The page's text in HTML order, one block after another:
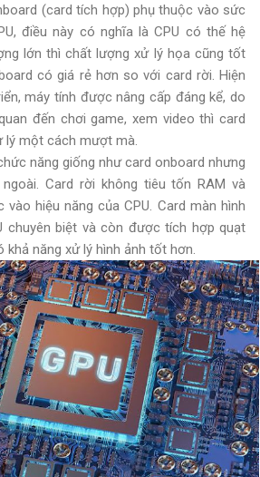
(card tích hợp) phụ thuộc vào sức
điều này có nghĩa là CPU có thế hệ
lớn thì chất lượng xử lý họa cũng tốt
có giá rẻ hơn so với card rời. Hiện
máy tính được nâng cấp đáng kể, do
đến chơi game, xem video thì card
lý một cách mượt mà.
năng giống như card onboard nhưng
Card rời không tiêu tốn RAM và
hiệu năng của CPU. Card màn hình
chuyên biệt và còn được tích hợp quạt
khả năng xử lý hình ảnh tốt hơn.